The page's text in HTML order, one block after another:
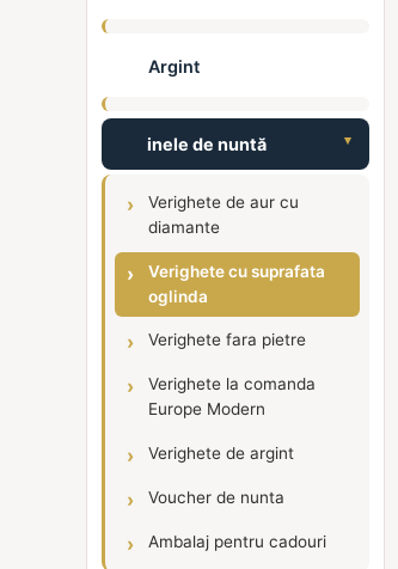
Argint
inele de nuntă
Verighete de aur cu
diamante
Verighete cu suprafata
oglinda
Verighete fara pietre
Verighete la comanda
Europe Modern
Verighete de argint
Voucher de nunta
Ambalaj pentru cadouri